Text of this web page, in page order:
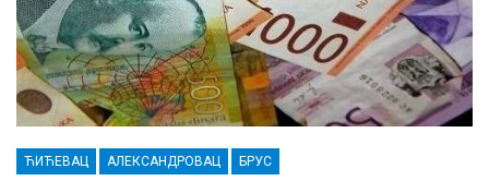
ЋИЋЕВАЦ АЛЕКСАНДРОВАЦ БРУС